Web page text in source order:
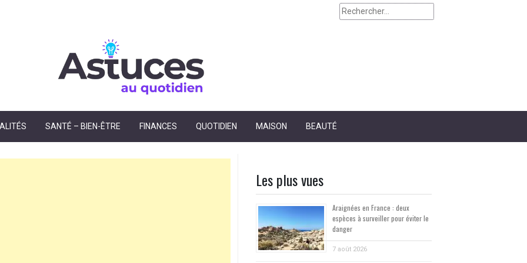
Rechercher :
SANTÉ – BIEN-ÊTRE FINANCES QUOTIDIEN MAISON BEAUTÉ
Les plus vues
Araignées en France : deux
espèces à surveiller pour éviter le
danger
7 août 2026